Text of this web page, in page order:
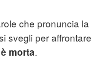
che pronuncia la
svegli per affrontare
morta.